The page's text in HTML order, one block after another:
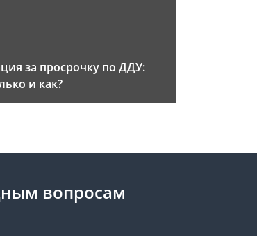
за просрочку по ДДУ:
и как?
вопросам